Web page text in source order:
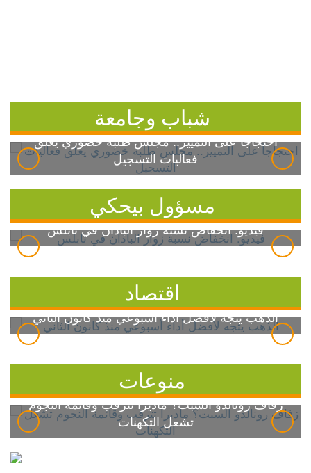
شباب وجامعة
احتجاجاً على التمييز.. مجلس طلبة خضوري يعلق
فعاليات التسجيل
مسؤول بيحكي
فيديو: انخفاض نسبة زوار الباذان في نابلس
اقتصاد
الذهب يتجه لأفضل أداء أسبوعي منذ كانون الثاني
منوعات
زفاف رونالدو السبت؟ ماديرا تترقب وقائمة النجوم
تشعل التكهنات